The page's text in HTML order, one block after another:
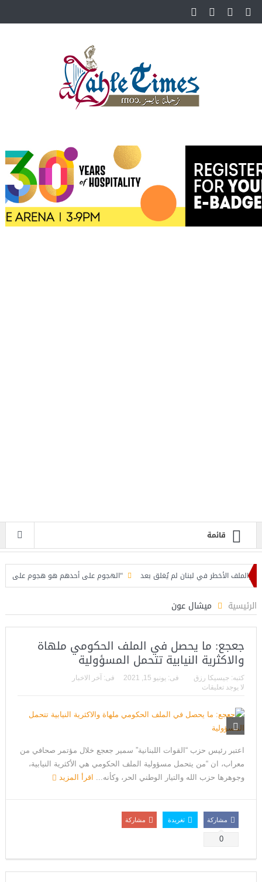
قائمة
الأخطر في لبنان لم يُغلق بعد
“الهجوم على أحدهم هو هجوم على
الرئيسية ميشال عون
جعجع: ما يحصل في الملف الحكومي ملهاة
والاكثرية النيابية تتحمل المسؤولية
كتبه: جيسيكا رزق فى: يونيو 15, 2021 فى: آخر الاخبار
لا يوجد تعليقات
اعتبر رئيس حزب “القوات اللبنانية” سمير جعجع خلال مؤتمر صحافي من
معراب، ان “من يتحمل مسؤولية الملف الحكومي هي الأكثرية النيابية،
وجوهرها حزب الله والتيار الوطني الحر، وكأنه... اقرأ المزيد
مشاركة
0
تغريدة مشاركة